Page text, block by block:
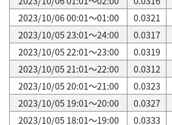
2023/10/06 00:01～01:00
0.0321
2023/10/05 23:01～24:00
0.0317
2023/10/05 22:01～23:00
0.0319
2023/10/05 21:01～22:00
0.0312
2023/10/05 20:01～21:00
0.0323
2023/10/05 19:01～20:00
0.0327
2023/10/05 18:01～19:00
0.0333